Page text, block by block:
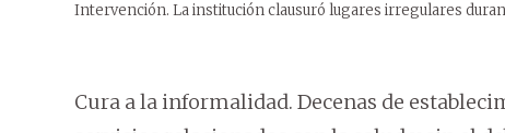
Intervención. La institución clausuró lugares irregulares
Cura a la informalidad. Decenas de